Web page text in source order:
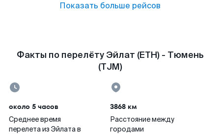
Показать больше рейсов
Факты по перелёту Эйлат (ETH) - Тюмень
(TJM)
около 5 часов
Среднее время
перелета из Эйлата в
3868 км
Расстояние между
городами